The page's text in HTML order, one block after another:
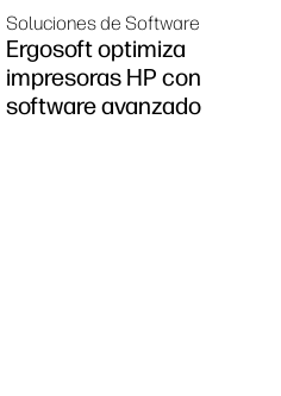
Soluciones de Software
Ergosoft optimiza
impresoras HP con
software avanzado